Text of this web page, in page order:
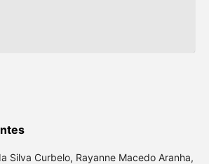
Silva Curbelo, Rayanne Macedo Aranha,